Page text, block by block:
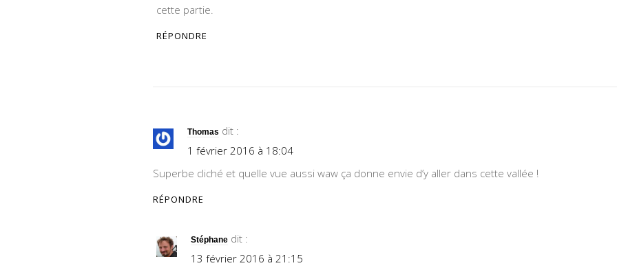
cette partie.
RÉPONDRE
Thomas dit :
1 février 2016 à 18:04
Superbe cliché et quelle vue aussi waw ça donne envie d’y aller dans cette vallée !
RÉPONDRE
Stéphane dit :
13 février 2016 à 21:15